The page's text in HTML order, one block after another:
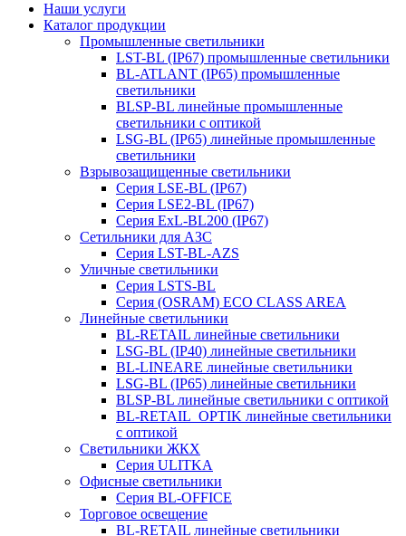
Наши услуги
Каталог продукции
Промышленные светильники
LST-BL (IP67) промышленные светильники
BL-ATLANT (IP65) промышленные
светильники
BLSP-BL линейные промышленные
светильники с оптикой
LSG-BL (IP65) линейные промышленные
светильники
Взрывозащищенные светильники
Серия LSE-BL (IP67)
Серия LSE2-BL (IP67)
Серия ExL-BL200 (IP67)
Сетильники для АЗС
Серия LST-BL-AZS
Уличные светильники
Серия LSTS-BL
Серия (ОSRAM) ECO CLASS AREA
Линейные светильники
BL-RETAIL линейные светильники
LSG-BL (IP40) линейные светильники
BL-LINEARE линейные светильники
LSG-BL (IP65) линейные светильники
BLSP-BL линейные светильники с оптикой
BL-RETAIL_OPTIK линейные светильники
с оптикой
Светильники ЖКХ
Серия ULITKA
Офисные светильники
Серия BL-OFFICE
Торговое освещение
BL-RETAIL линейные светильники